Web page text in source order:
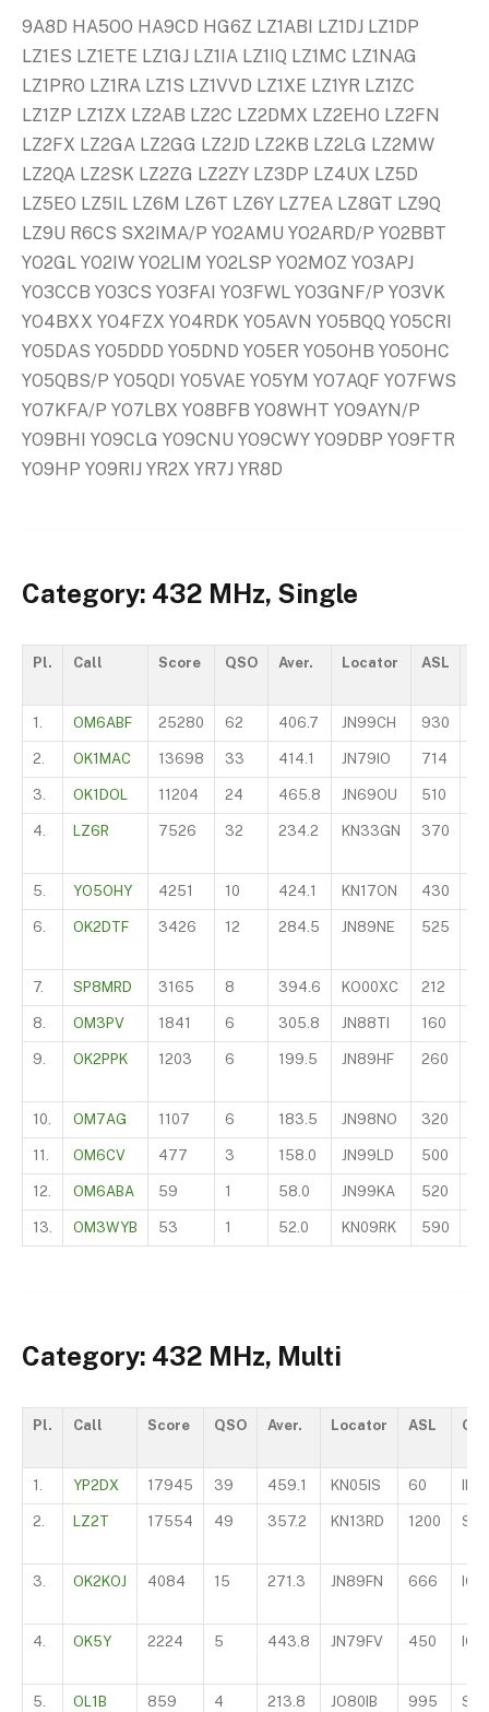
9A8D HA5OO HA9CD HG6Z LZ1ABI LZ1DJ LZ1DP
LZ1ES LZ1ETE LZ1GJ LZ1IA LZ1IQ LZ1MC LZ1NAG
LZ1PRO LZ1RA LZ1S LZ1VVD LZ1XE LZ1YR LZ1ZC
LZ1ZP LZ1ZX LZ2AB LZ2C LZ2DMX LZ2EHO LZ2FN
LZ2FX LZ2GA LZ2GG LZ2JD LZ2KB LZ2LG LZ2MW
LZ2QA LZ2SK LZ2ZG LZ2ZY LZ3DP LZ4UX LZ5D
LZ5EO LZ5IL LZ6M LZ6T LZ6Y LZ7EA LZ8GT LZ9Q
LZ9U R6CS SX2IMA/P YO2AMU YO2ARD/P YO2BBT
YO2GL YO2IW YO2LIM YO2LSP YO2MOZ YO3APJ
YO3CCB YO3CS YO3FAI YO3FWL YO3GNF/P YO3VK
YO4BXX YO4FZX YO4RDK YO5AVN YO5BQQ YO5CRI
YO5DAS YO5DDD YO5DND YO5ER YO5OHB YO5OHC
YO5QBS/P YO5QDI YO5VAE YO5YM YO7AQF YO7FWS
YO7KFA/P YO7LBX YO8BFB YO8WHT YO9AYN/P
YO9BHI YO9CLG YO9CNU YO9CWY YO9DBP YO9FTR
YO9HP YO9RIJ YR2X YR7J YR8D
Category: 432 MHz, Single
Pl. Call Score QSO Aver. Locator ASL
1. OM6ABF 25280 62 406.7 JN99CH 930
2. OK1MAC 13698 33 414.1 JN79IO 714
3. OK1DOL 11204 24 465.8 JN69OU 510
4. LZ6R 7526 32 234.2 KN33GN 370
5. YO5OHY 4251 10 424.1 KN17ON 430
6. OK2DTF 3426 12 284.5 JN89NE 525
7. SP8MRD 3165 8 394.6 KO00XC 212
8. OM3PV 1841 6 305.8 JN88TI 160
9. OK2PPK 1203 6 199.5 JN89HF 260
10. OM7AG 1107 6 183.5 JN98NO 320
11. OM6CV 477 3 158.0 JN99LD 500
12. OM6ABA 59 1 58.0 JN99KA 520
13. OM3WYB 53 1 52.0 KN09RK 590
Category: 432 MHz, Multi
Pl. Call Score QSO Aver. Locator ASL
1. YP2DX 17945 39 459.1 KN05IS 60
2. LZ2T 17554 49 357.2 KN13RD 1200
3. OK2KOJ 4084 15 271.3 JN89FN 666
4. OK5Y 2224 5 443.8 JN79FV 450
5. OL1B 859 4 213.8 JO80IB 995